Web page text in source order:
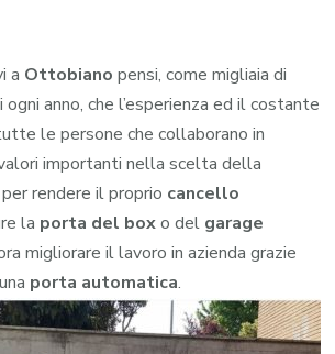
a Ottobiano pensi, come migliaia di
anno, che l’esperienza ed il costante
le persone che collaborano in
importanti nella scelta della
rendere il proprio cancello
la porta del boxo del garage
migliorare il lavoro in azienda grazie
porta automatica.